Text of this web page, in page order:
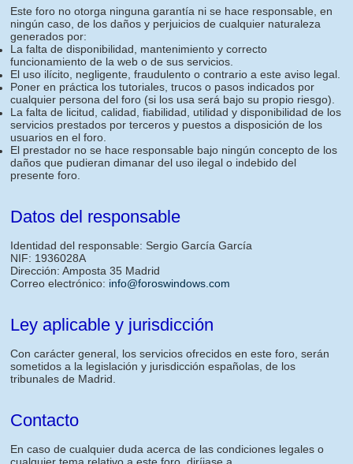
Este foro no otorga ninguna garantía ni se hace responsable, en
ningún caso, de los daños y perjuicios de cualquier naturaleza
generados por:
La falta de disponibilidad, mantenimiento y correcto
funcionamiento de la web o de sus servicios.
El uso ilícito, negligente, fraudulento o contrario a este aviso legal.
Poner en práctica los tutoriales, trucos o pasos indicados por
cualquier persona del foro (si los usa será bajo su propio riesgo).
La falta de licitud, calidad, fiabilidad, utilidad y disponibilidad de los
servicios prestados por terceros y puestos a disposición de los
usuarios en el foro.
El prestador no se hace responsable bajo ningún concepto de los
daños que pudieran dimanar del uso ilegal o indebido del
presente foro.
Datos del responsable
Identidad del responsable: Sergio García García
NIF: 1936028A
Dirección: Amposta 35 Madrid
Correo electrónico: info@foroswindows.com
Ley aplicable y jurisdicción
Con carácter general, los servicios ofrecidos en este foro, serán
sometidos a la legislación y jurisdicción españolas, de los
tribunales de Madrid.
Contacto
En caso de cualquier duda acerca de las condiciones legales o